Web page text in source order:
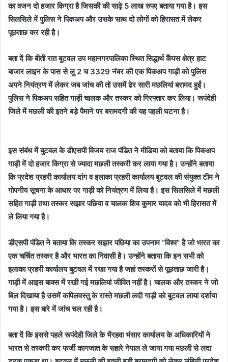
का वजन दो हजार किग्रा है जिसकी की साढ़े 5 लाख रुपए बताया गया है। इस
सिलसिले में पुलिस ने पिकअप और उसके साथ दो लोगों को हिरासत में लेकर
पूछताछ कर रही है।
बता दें कि बीती रात बुटवल उप महानगरपालिका स्थित सिद्धार्थ कैंपस क्षेत्र हाट
बाजार लाइन के पास से लु 2 च 3329 नंबर की एक पिकअप गाड़ी को पुलिस
अपने नियंत्रण में लेकर जब जांच की तो उसमें ढेर सारी मछलियां बरामद हुईं।
पुलिस ने पिकअप सहित गाड़ी चालक और तस्कर को गिरफ्तार कर लिया। रूपंदेही
जिले में मछली की इतने बड़े पैमाने पर बरामदगी की यह पहली घटना है।
इस संबंध में बुटवल के डीएसपी विजय राज पंडित ने मीडिया को बताया कि पिकअप
गाड़ी में दो हजार किग्रा से ज्यादा मछली तस्करी कर लाया गया है। उन्होंने बताया
कि प्रदेश प्रहरी कार्यालय दांग व इलाका प्रहरी कार्यालय बुटवल की संयुक्त टीम ने
गोपनीय सूचना के आधार पर गाड़ी को नियंत्रण में लिया है। इस सिलसिले में मछली
सहित गाड़ी तथा तस्कर सझार पछिया व चालक शिव कुमार यादव को भी हिरासत में
ले लिया गया है।
डीएसपी पंडित ने बताया कि तस्कर सझार पछिया का उपनाम “विश्व” है जो भारत का
एक चर्चित तस्कर है और भारत का निवासी है। उन्होंने बताया कि इन सभी को
इलाका प्रहरी कार्यालय बुटवल में रखा गया है जहां तस्करों से पूछताछ जारी है।
गाड़ी में आइस बाक्स में रखी गई मछलियां जीवित नहीं है। चालक और तस्कर ने जो
बिल दिखाया है उसमें कपिलवस्तु के रास्ते मछली लदी गाड़ी को बुटवल लाया दर्शाया
गया है। इस बारे में जांच चल रही है।
बता दें कि इससे पहले रूपंदेही जिले के भैरहवा भंसार कार्यालय के अधिकारियों ने
भारत से तस्करी कर फर्जी कागजात के सहारे नेपाल ले जाया गया मछली से लदा